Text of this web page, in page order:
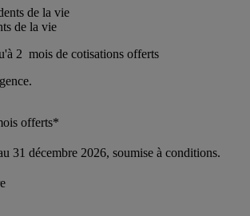
de la vie
2  mois de cotisations offerts
offerts*
31 décembre 2026, soumise à conditions.